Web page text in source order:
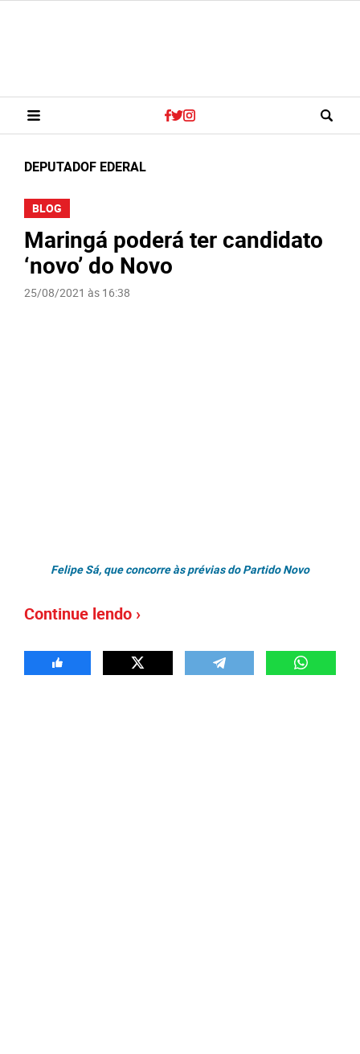
DEPUTADOF EDERAL
BLOG
Maringá poderá ter candidato
‘novo’ do Novo
25/08/2021 às 16:38
Felipe Sá, que concorre às prévias do Partido Novo
Continue lendo ›